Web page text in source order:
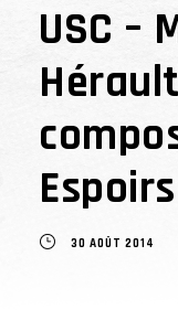
USC –
Espoirs
30 AOÛT 2014